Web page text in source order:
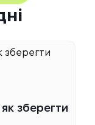
зберегти